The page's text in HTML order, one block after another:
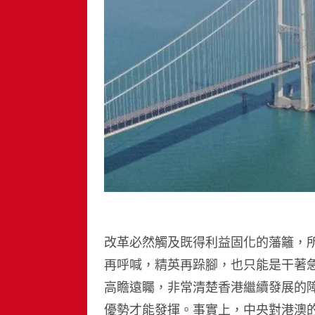
改革必然觸及既得利益固化的藩籬，
再呼喊，精英再跺腳，也只能是干著
高瞻遠矚，非常清楚香港繼續發展的
優勢才能發揮。事實上，中央對港澳